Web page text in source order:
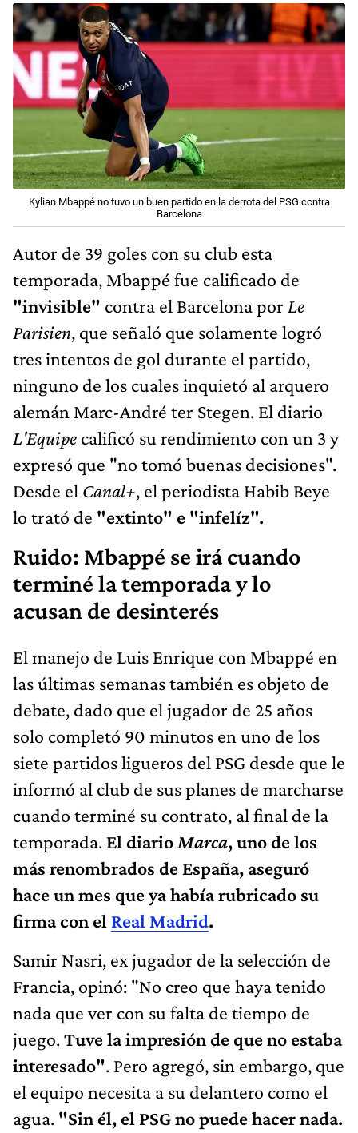
Kylian Mbappé no tuvo un buen partido en la derrota del PSG contra
Barcelona
Autor de 39 goles con su club esta
temporada, Mbappé fue calificado de
"invisible" contra el Barcelona por Le
Parisien, que señaló que solamente logró
tres intentos de gol durante el partido,
ninguno de los cuales inquietó al arquero
alemán Marc-André ter Stegen. El diario
L'Equipe calificó su rendimiento con un 3 y
expresó que "no tomó buenas decisiones".
Desde el Canal+, el periodista Habib Beye
lo trató de "extinto" e "infelíz".
Ruido: Mbappé se irá cuando
terminé la temporada y lo
acusan de desinterés
El manejo de Luis Enrique con Mbappé en
las últimas semanas también es objeto de
debate, dado que el jugador de 25 años
solo completó 90 minutos en uno de los
siete partidos ligueros del PSG desde que le
informó al club de sus planes de marcharse
cuando terminé su contrato, al final de la
temporada. El diarioMarca, uno de los
más renombrados de España, aseguró
hace un mes que ya había rubricado su
firma con el Real Madrid.
Samir Nasri, ex jugador de la selección de
Francia, opinó: "No creo que haya tenido
nada que ver con su falta de tiempo de
juego.Tuve la impresión de que no estaba
interesado". Pero agregó, sin embargo, que
el equipo necesita a su delantero como el
agua. "Sin él, el PSG no puede hacer nada.